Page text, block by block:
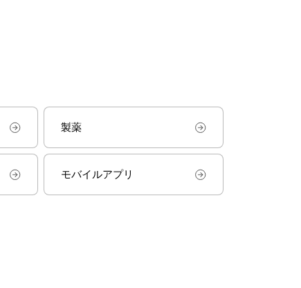
製薬
モバイルアプリ